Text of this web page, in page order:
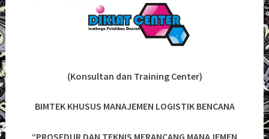
(Konsultan dan Training Center)
BIMTEK KHUSUS MANAJEMEN LOGISTIK BENCANA